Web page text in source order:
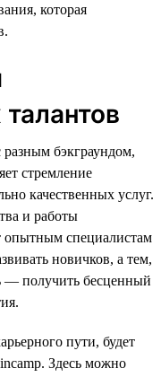
которая
бэкграундом,
стремление
качественных услуг.
и работы
опытным специалистам
новичков, а тем,
— получить бесценный
пути, будет
Здесь можно